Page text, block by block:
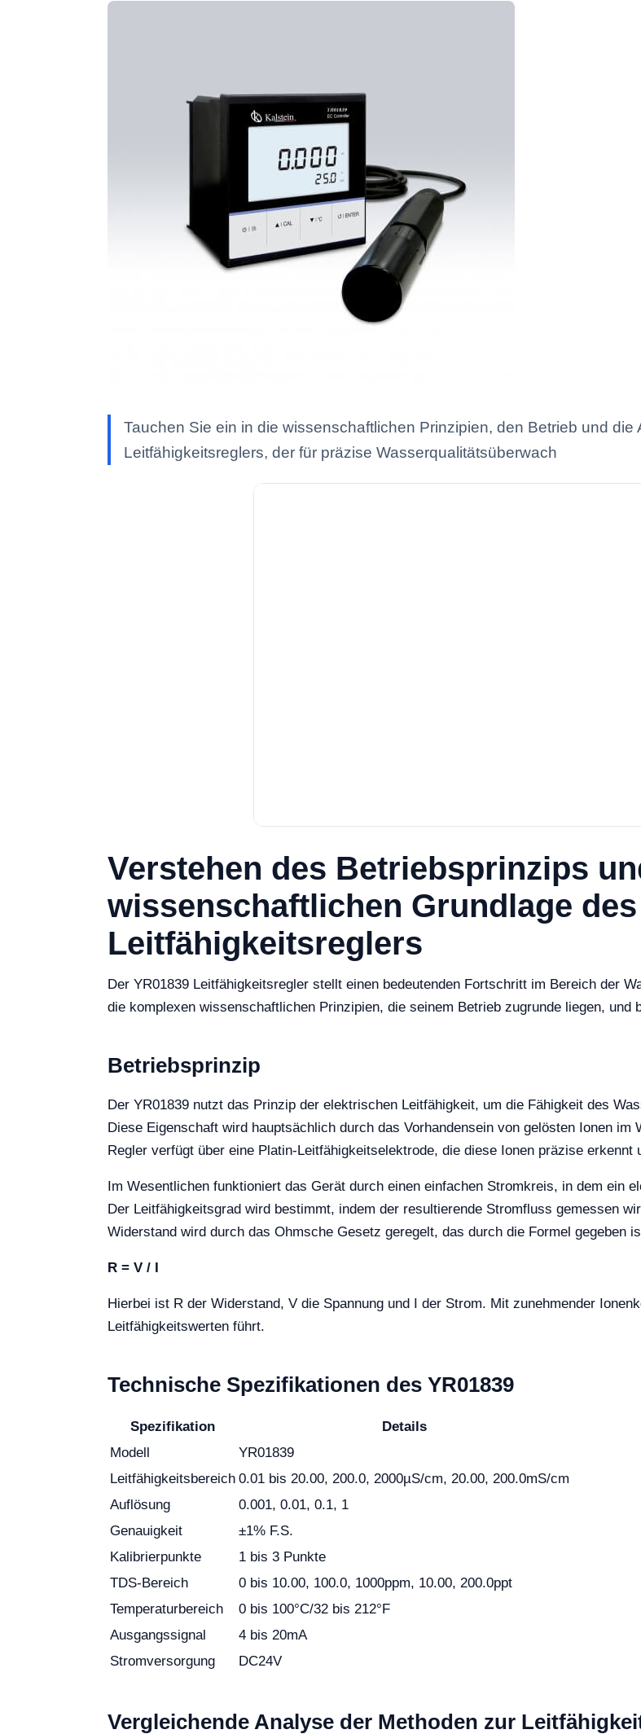
Tauchen Sie ein in die wissenschaftlichen Prinzipien, den Betrieb und
Leitfähigkeitsreglers, der für präzise Wasserqualitätsüberwach
Verstehen des Betriebsprinzips
wissenschaftlichen Grundlage des
Leitfähigkeitsreglers
Der YR01839 Leitfähigkeitsregler stellt einen bedeutenden Fortschritt im Bereich der
die komplexen wissenschaftlichen Prinzipien, die seinem Betrieb zugrunde liegen, und
Betriebsprinzip
Der YR01839 nutzt das Prinzip der elektrischen Leitfähigkeit, um die Fähigkeit des
Diese Eigenschaft wird hauptsächlich durch das Vorhandensein von gelösten Ionen
Regler verfügt über eine Platin-Leitfähigkeitselektrode, die diese Ionen präzise erkennt
Im Wesentlichen funktioniert das Gerät durch einen einfachen Stromkreis, in dem ein
Der Leitfähigkeitsgrad wird bestimmt, indem der resultierende Stromfluss gemessen
Widerstand wird durch das Ohmsche Gesetz geregelt, das durch die Formel gegeben
R = V / I
Hierbei ist R der Widerstand, V die Spannung und I der Strom. Mit zunehmender
Leitfähigkeitswerten führt.
Technische Spezifikationen des YR01839
Spezifikation
Details
Modell
YR01839
Leitfähigkeitsbereich 0.01 bis 20.00, 200.0, 2000µS/cm, 20.00, 200.0mS/cm
Auflösung
0.001, 0.01, 0.1, 1
Genauigkeit
±1% F.S.
Kalibrierpunkte
1 bis 3 Punkte
TDS-Bereich
0 bis 10.00, 100.0, 1000ppm, 10.00, 200.0ppt
Temperaturbereich
0 bis 100°C/32 bis 212°F
Ausgangssignal
4 bis 20mA
Stromversorgung
DC24V
Vergleichende Analyse der Methoden zur